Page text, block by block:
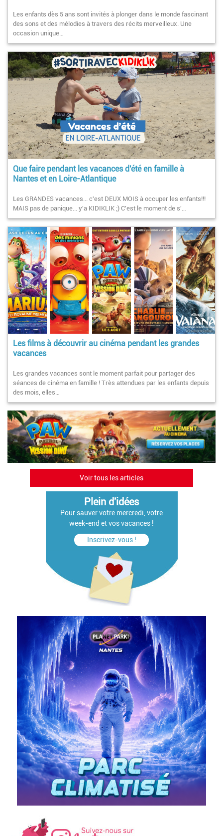
Les enfants dès 5 ans sont invités à plonger dans le monde fascinant
des sons et des mélodies à travers des récits merveilleux. Une
occasion unique…
Que faire pendant les vacances d'été en famille à
Nantes et en Loire-Atlantique
Les GRANDES vacances... c'est DEUX MOIS à occuper les enfants!!!
MAIS pas de panique... y'a KIDIKLIK ;) C'est le moment de s'…
Les films à découvrir au cinéma pendant les grandes
vacances
Les grandes vacances sont le moment parfait pour partager des
séances de cinéma en famille ! Très attendues par les enfants depuis
des mois, elles…
Voir tous les articles
Plein d'idées
Pour sauver votre mercredi, votre
week-end et vos vacances !
Inscrivez-vous !